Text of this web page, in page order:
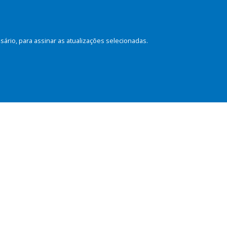
para assinar as atualizações selecionadas.